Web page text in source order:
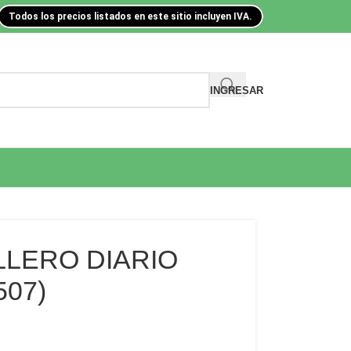
Todos los precios listados en este sitio incluyen IVA.
INGRESAR
DIARIO